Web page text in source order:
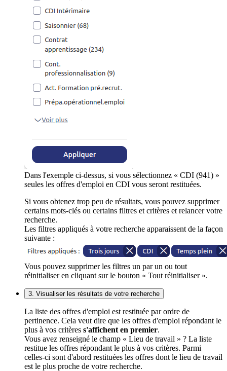
Dans l'exemple ci-dessus, si vous sélectionnez « CDI (941) »
seules les offres d'emploi en CDI vous seront restituées.
Si vous obtenez trop peu de résultats, vous pouvez supprimer
certains mots-clés ou certains filtres et critères et relancer votre
recherche.
Les filtres appliqués à votre recherche apparaissent de la façon
suivante :
Vous pouvez supprimer les filtres un par un ou tout
réinitialiser en cliquant sur le bouton « Tout réinitialiser ».
3. Visualiser les résultats de votre recherche
La liste des offres d'emploi est restituée par ordre de
pertinence. Cela veut dire que les offres d'emploi répondant le
plus à vos critères s'affichent en premier.
Vous avez renseigné le champ « Lieu de travail » ? La liste
restitue les offres répondant le plus à vos critères. Parmi
celles-ci sont d'abord restituées les offres dont le lieu de travail
est le plus proche de votre recherche.